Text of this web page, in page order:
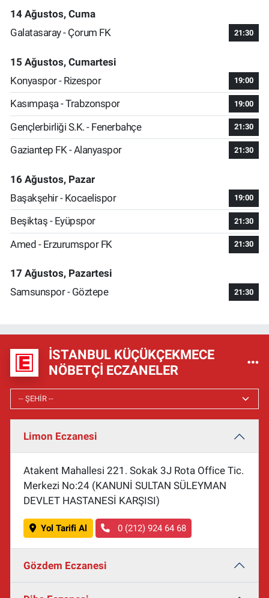
14 Ağustos, Cuma
Galatasaray - Çorum FK
21:30
15 Ağustos, Cumartesi
Konyaspor - Rizespor
19:00
Kasımpaşa - Trabzonspor 19:00
Gençlerbirliği S.K. - Fenerbahçe 21:30
Gaziantep FK - Alanyaspor 21:30
16 Ağustos, Pazar
Başakşehir - Kocaelispor
19:00
Beşiktaş - Eyüpspor 21:30
Amed - Erzurumspor FK 21:30
17 Ağustos, Pazartesi
Samsunspor - Göztepe
21:30
İSTANBUL KÜÇÜKÇEKMECE
NÖBETÇI ECZANELER
Limon Eczanesi
Atakent Mahallesi 221. Sokak 3J Rota Office Tic.
Merkezi No:24 (KANUNİ SULTAN SÜLEYMAN
DEVLET HASTANESİ KARŞISI)
Yol Tarifi Al 0 (212) 924 64 68
Gözdem Eczanesi